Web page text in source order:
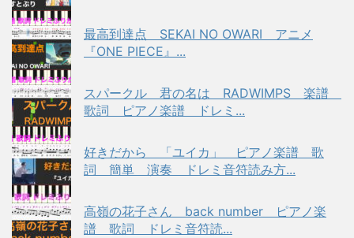
最高到達点 SEKAI NO OWARI アニメ
『ONE PIECE』...
スパークル 君の名は RADWIMPS 楽譜
歌詞 ピアノ楽譜 ドレミ...
好きだから 「ユイカ」 ピアノ楽譜 歌
詞 簡単 演奏 ドレミ音符読み方...
高嶺の花子さん back number ピアノ楽
譜 歌詞 ドレミ音符読...